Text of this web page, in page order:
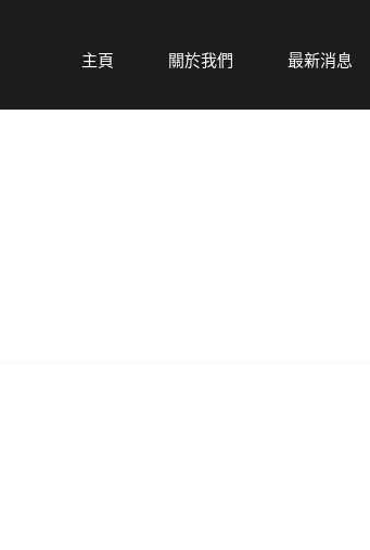
主頁 關於我們 最新消息